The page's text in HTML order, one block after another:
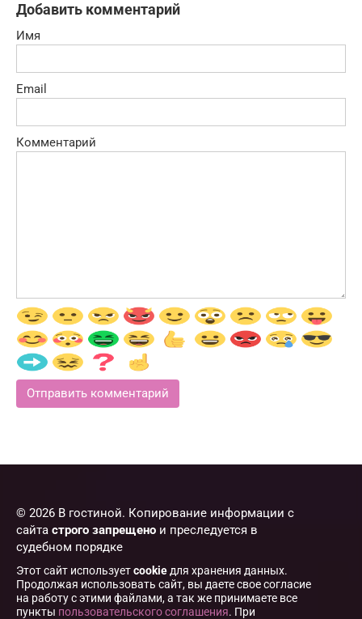
Добавить комментарий
Имя
Email
Комментарий
© 2026 В гостиной. Копирование информации с
сайта строго запрещено и преследуется в
судебном порядке
Этот сайт используетcookie для хранения данных.
Продолжая использовать сайт, вы даете свое согласие
на работу с этими файлами, а так же принимаете все
пункты пользовательского соглашения. При